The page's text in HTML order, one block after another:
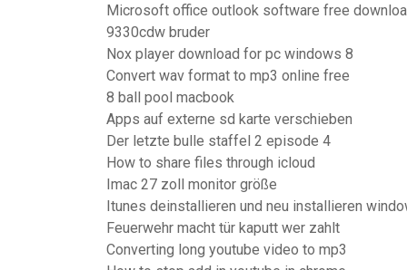
Microsoft office outlook software free
9330cdw bruder
Nox player download for pc windows 8
Convert wav format to mp3 online free
8 ball pool macbook
Apps auf externe sd karte verschieben
Der letzte bulle staffel 2 episode 4
How to share files through icloud
Imac 27 zoll monitor größe
Itunes deinstallieren und neu installieren
Feuerwehr macht tür kaputt wer zahlt
Converting long youtube video to mp3